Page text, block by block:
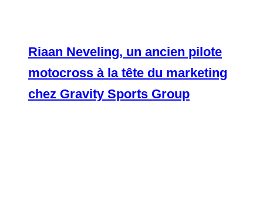
Riaan Neveling, un ancien pilote
motocross à la tête du marketing
chez Gravity Sports Group